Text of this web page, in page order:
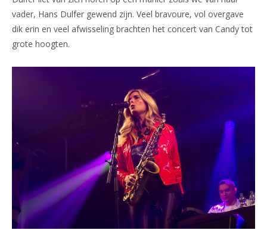
vader, Hans Dulfer gewend zijn. Veel bravoure, vol overgave
dik erin en veel afwisseling brachten het concert van Candy tot
grote hoogten.